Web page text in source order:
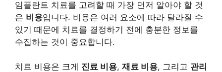
임플란트 치료를 고려할 때 가장 먼저 알아야 할 것
은 비용입니다. 비용은 여러 요소에 따라 달라질 수
있기 때문에 치료를 결정하기 전에 충분한 정보를
수집하는 것이 중요합니다.
치료 비용은 크게 진료 비용, 재료 비용, 그리고 관리